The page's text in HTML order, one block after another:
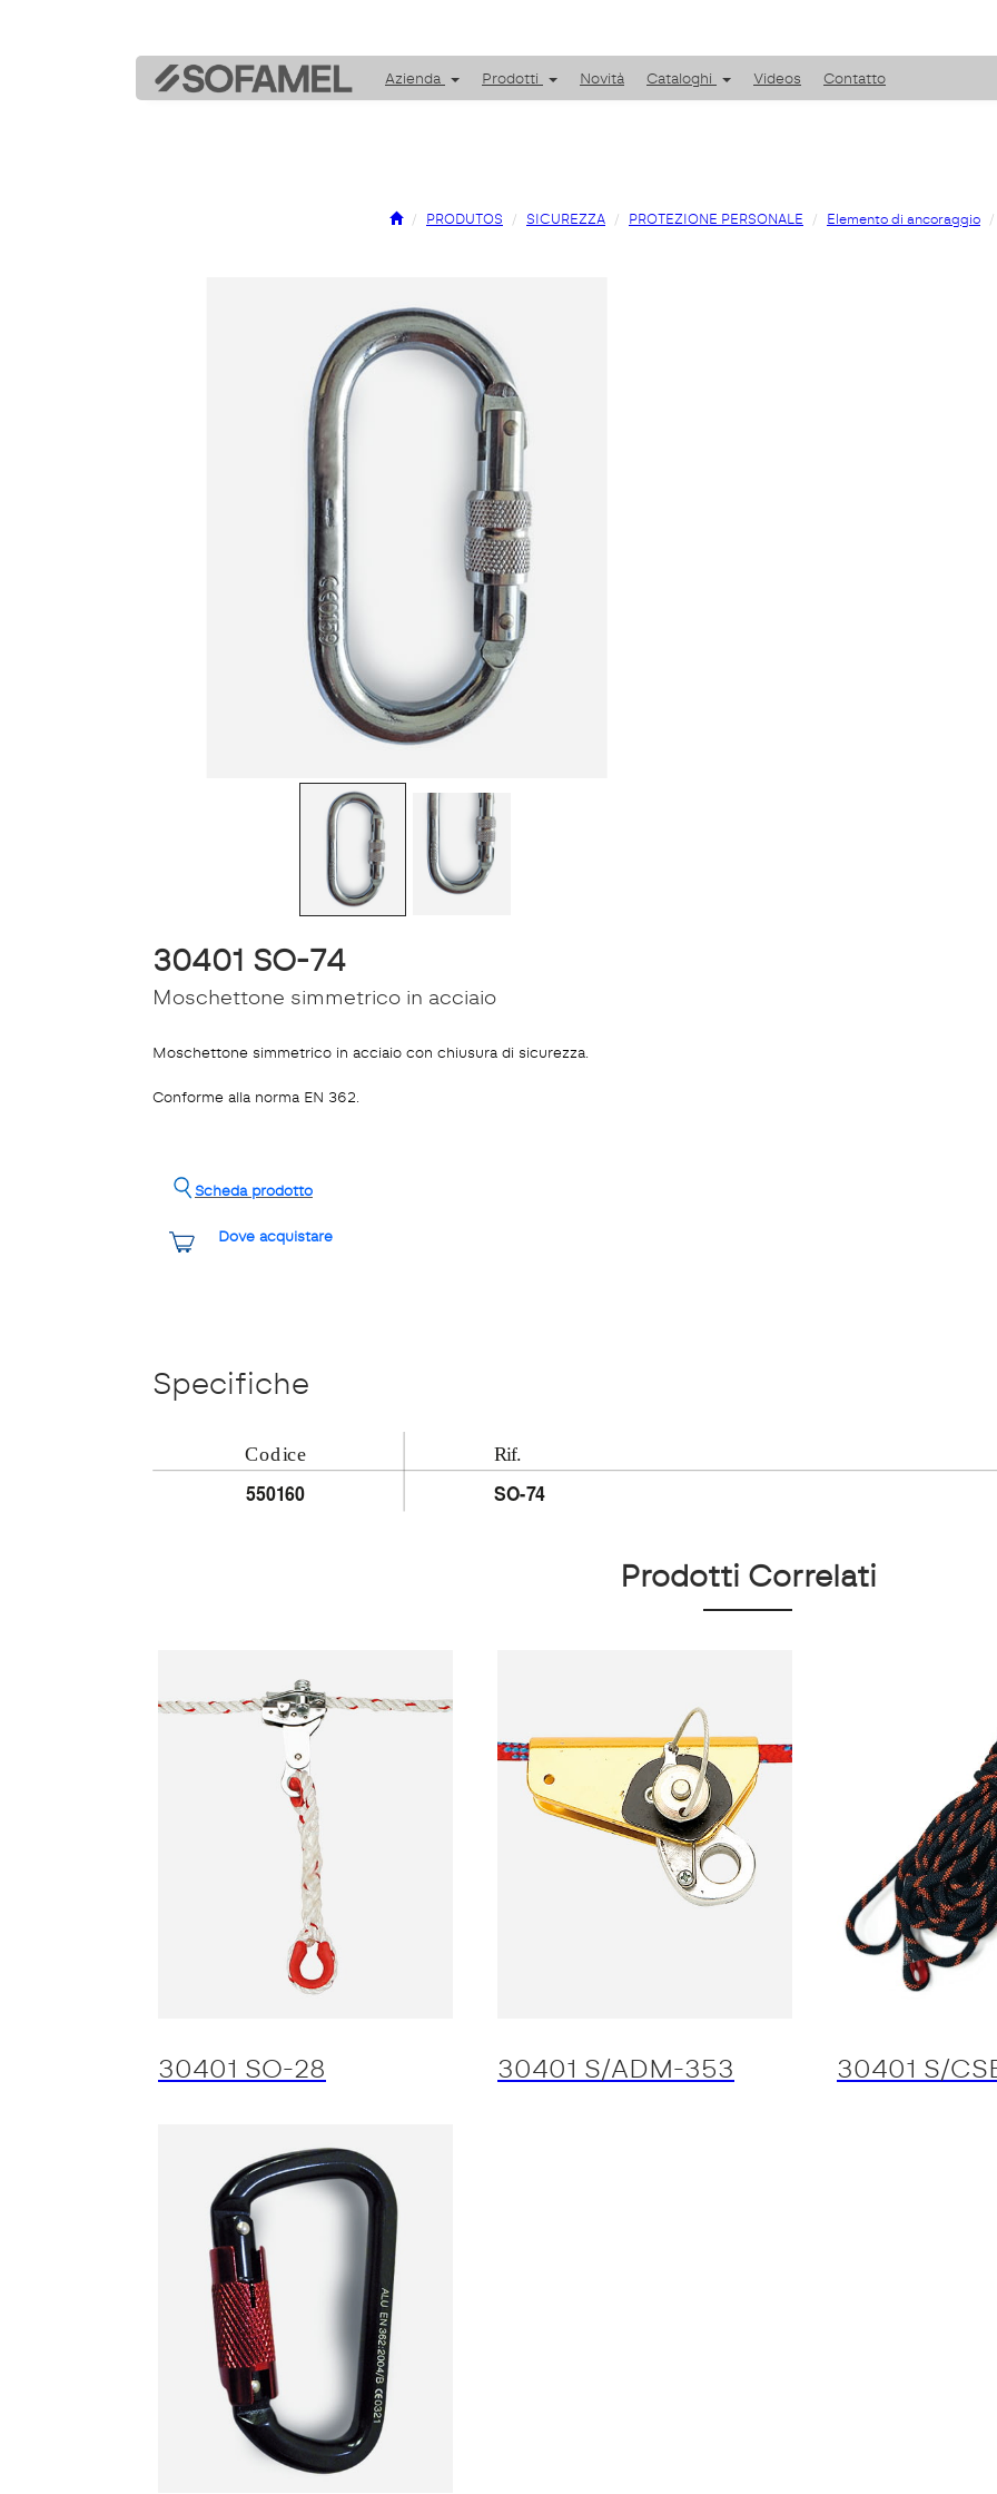
Azienda Prodotti Novità Cataloghi Videos Contatto
PRODUTOS SICUREZZA PROTEZIONE PERSONALE Elemento di ancoraggio
30401 SO-74
Moschettone simmetrico in acciaio
Moschettone simmetrico in acciaio con chiusura di sicurezza.
Conforme alla norma EN 362.
Dove acquistare
Scheda prodotto
Specifiche
Prodotti Correlati
30401 SO-28 30401 S/ADM-353 30401 S/